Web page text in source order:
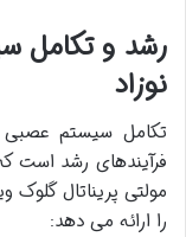
رشد و تکامل
نوزاد
تکامل سیستم
فرآیندهای رشد است
مولتی پریناتال گلوک
را ارائه می دهد: